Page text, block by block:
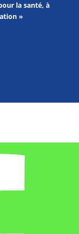
la santé, à
»